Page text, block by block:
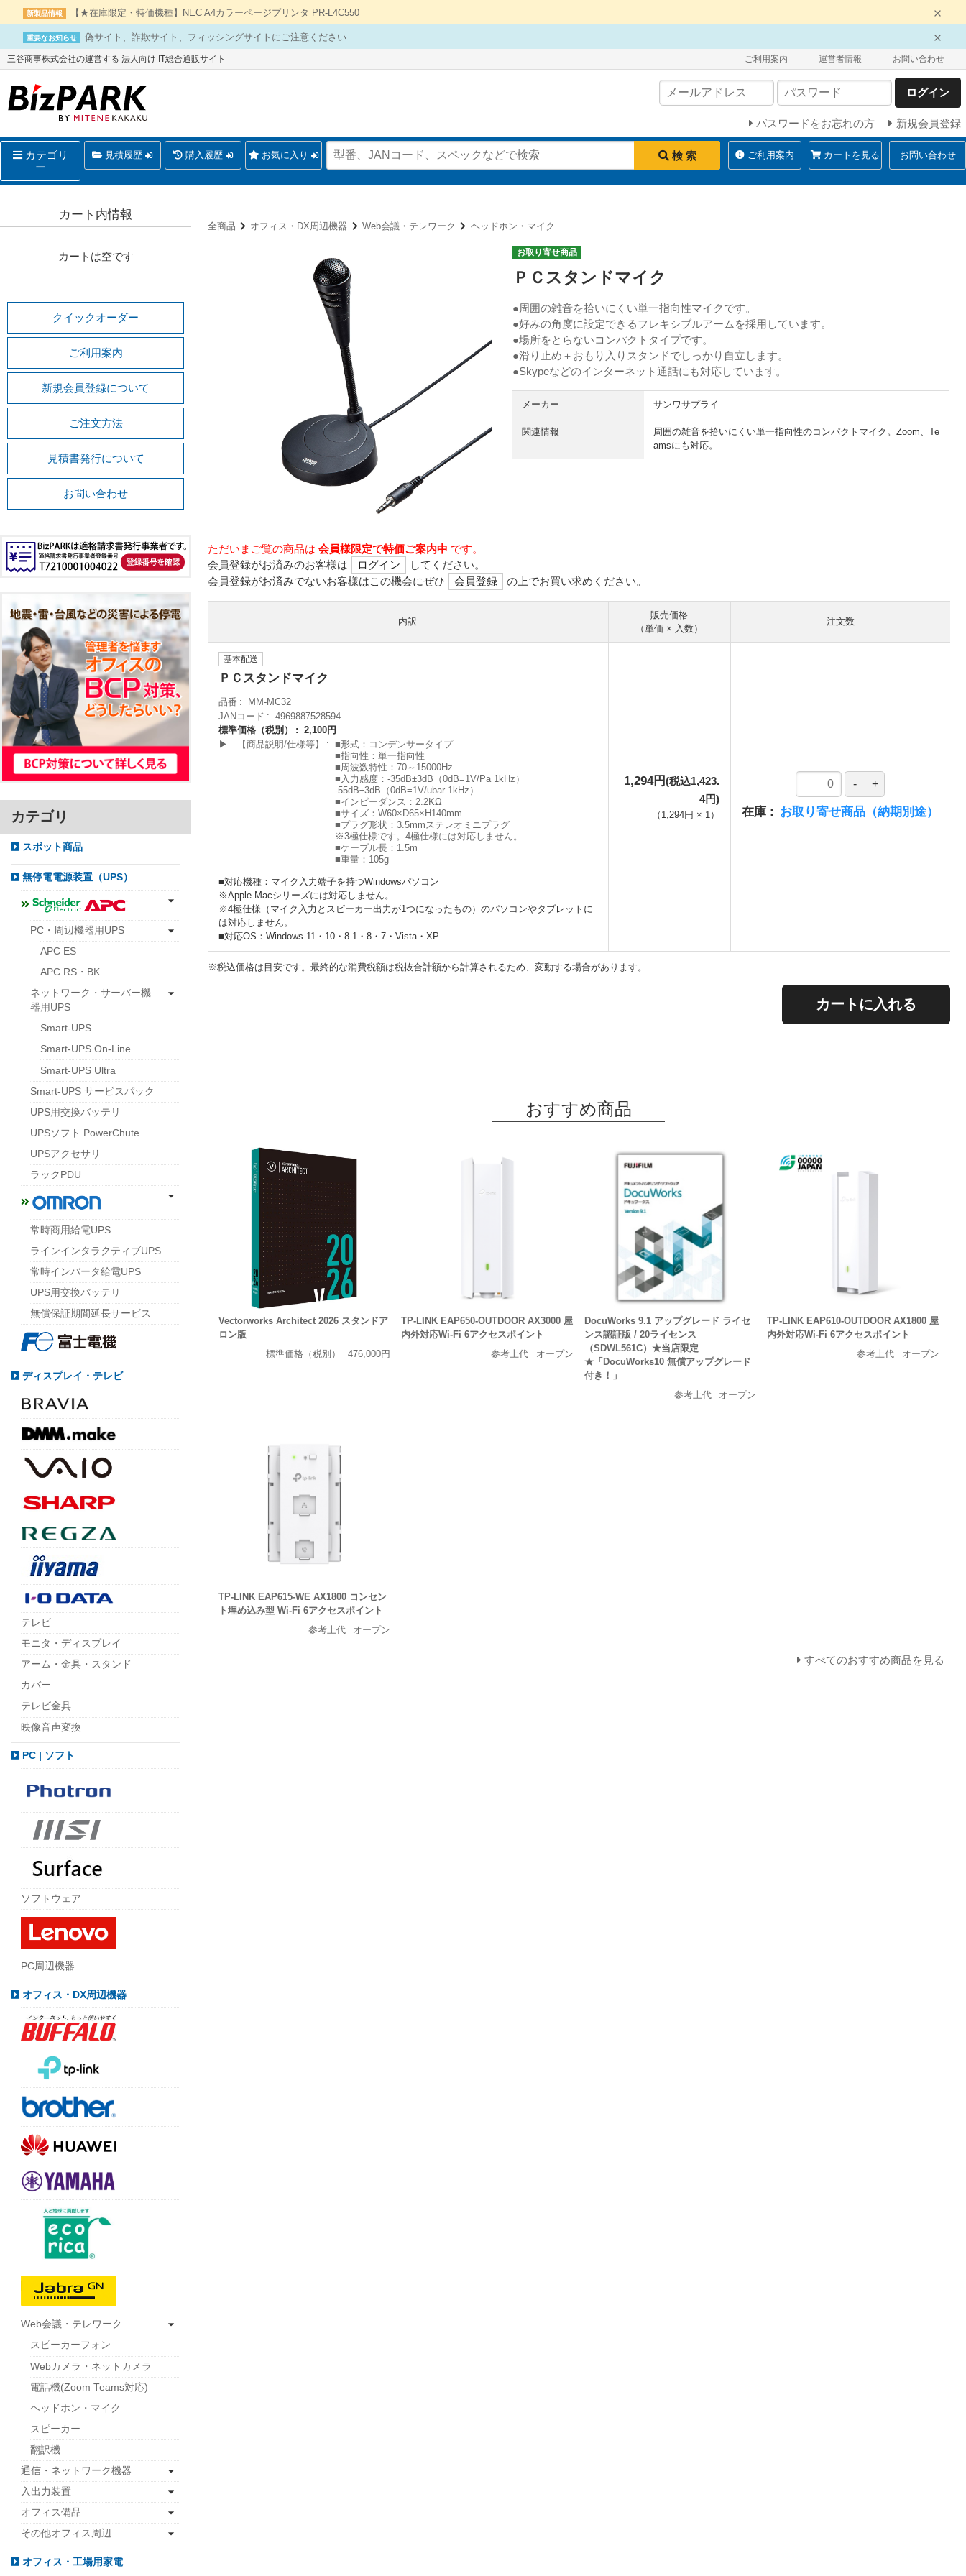
新製品情報 【★在庫限定・特価機種】NEC A4カラーページプリンタ PR-L4C550
重要なお知らせ 偽サイト、詐欺サイト、フィッシングサイトにご注意ください
三谷商事株式会社の運営する 法人向け IT総合通販サイト ご利用案内 運営者情報 お問い合わせ
ログイン
パスワードをお忘れの方 新規会員登録
カテゴリ
ー
見積履歴 購入履歴 お気に入り 検 索 ご利用案内 カートを見る お問い合わせ
全商品 オフィス・DX周辺機器 Web会議・テレワーク ヘッドホン・マイク
お取り寄せ商品
ＰＣスタンドマイク
●周囲の雑音を拾いにくい単一指向性マイクです。
●好みの角度に設定できるフレキシブルアームを採用しています。
●場所をとらないコンパクトタイプです。
●滑り止め＋おもり入りスタンドでしっかり自立します。
●Skypeなどのインターネット通話にも対応しています。
メーカー サンワサプライ
関連情報
周囲の雑音を拾いにくい単一指向性のコンパクトマイク。Zoom、Te
amsにも対応。
ただいまご覧の商品は 会員様限定で特価ご案内中 です。
会員登録がお済みのお客様は
ログイン
してください。
会員登録がお済みでないお客様はこの機会にぜひ
会員登録 の上でお買い求めください。
内訳
販売価格
（単価 × 入数）
注文数
基本配送
ＰＣスタンドマイク
品番
MM-MC32
JANコード
4969887528594
標準価格（税別）
2,100円
▶ 【商品説明/仕様等】
■形式：コンデンサータイプ
■指向性：単一指向性
■周波数特性：70～15000Hz
■入力感度：-35dB±3dB（0dB=1V/Pa 1kHz）
-55dB±3dB（0dB=1V/ubar 1kHz）
■インピーダンス：2.2KΩ
■サイズ：W60×D65×H140mm
■プラグ形状：3.5mmステレオミニプラグ
※3極仕様です。4極仕様には対応しません。
■ケーブル長：1.5m
■重量：105g
■対応機種：マイク入力端子を持つWindowsパソコン
※Apple Macシリーズには対応しません。
※4極仕様（マイク入力とスピーカー出力が1つになったもの）のパソコンやタブレットに
は対応しません。
■対応OS：Windows 11・10・8.1・8・7・Vista・XP
1,294円(税込1,423.
4円)
（ 1,294円 × 1 ） 在庫 お取り寄せ商品（納期別途）
※税込価格は目安です。最終的な消費税額は税抜合計額から計算されるため、変動する場合があります。
カートに入れる
おすすめ商品
Vectorworks Architect 2026 スタンドア
ロン版
標準価格（税別）
476,000円
TP-LINK EAP650-OUTDOOR AX3000 屋
内外対応Wi-Fi 6アクセスポイント
参考上代
オープン
DocuWorks 9.1 アップグレード ライセ
ンス認証版 / 20ライセンス
（SDWL561C）★当店限定
★「DocuWorks10 無償アップグレード
付き！」
参考上代
オープン
TP-LINK EAP610-OUTDOOR AX1800 屋
内外対応Wi-Fi 6アクセスポイント
参考上代
オープン
TP-LINK EAP615-WE AX1800 コンセン
ト埋め込み型 Wi-Fi 6アクセスポイント
参考上代
オープン
すべてのおすすめ商品を見る
カート内情報
カートは空です
クイックオーダー
ご利用案内
新規会員登録について
ご注文方法
見積書発行について
お問い合わせ
カテゴリ
スポット商品
無停電電源装置（UPS）
PC・周辺機器用UPS
APC ES
APC RS・BK
ネットワーク・サーバー機
器用UPS
Smart-UPS
Smart-UPS On-Line
Smart-UPS Ultra
Smart-UPS サービスパック
UPS用交換バッテリ
UPSソフト PowerChute
UPSアクセサリ
ラックPDU
常時商用給電UPS
ラインインタラクティブUPS
常時インバータ給電UPS
UPS用交換バッテリ
無償保証期間延長サービス
ディスプレイ・テレビ
テレビ
モニタ・ディスプレイ
アーム・金具・スタンド
カバー
テレビ金具
映像音声変換
PC | ソフト
ソフトウェア
PC周辺機器
オフィス・DX周辺機器
Web会議・テレワーク
スピーカーフォン
Webカメラ・ネットカメラ
電話機(Zoom Teams対応)
ヘッドホン・マイク
スピーカー
翻訳機
通信・ネットワーク機器
入出力装置
オフィス備品
その他オフィス周辺
オフィス・工場用家電